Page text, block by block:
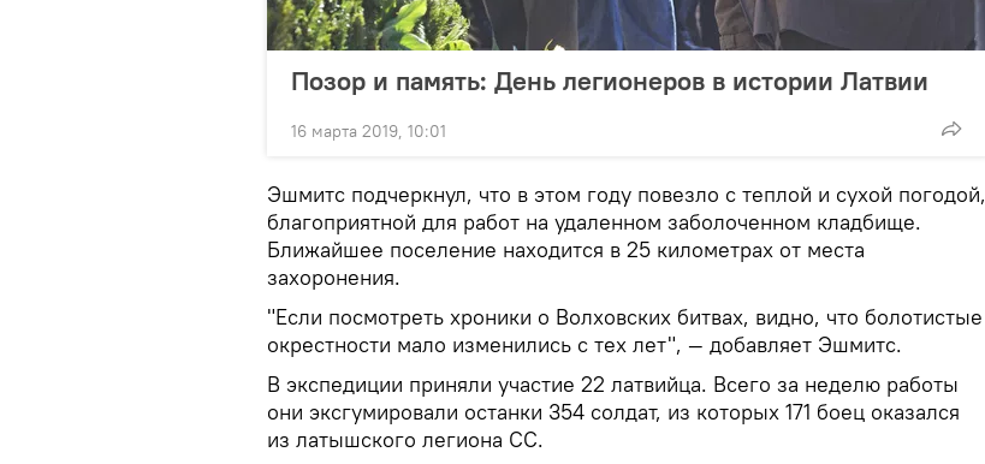
Позор и память: День легионеров в истории Латвии
16 марта 2019, 10:01
Эшмитс подчеркнул, что в этом году повезло с теплой и сухой погодой,
благоприятной для работ на удаленном заболоченном кладбище.
Ближайшее поселение находится в 25 километрах от места
захоронения.
"Если посмотреть хроники о Волховских битвах, видно, что болотистые
окрестности мало изменились с тех лет", — добавляет Эшмитс.
В экспедиции приняли участие 22 латвийца. Всего за неделю работы
они эксгумировали останки 354 солдат, из которых 171 боец оказался
из латышского легиона СС.